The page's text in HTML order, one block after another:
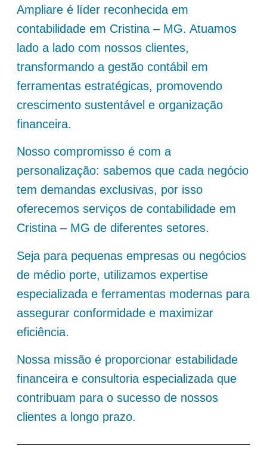
Ampliare é líder reconhecida em
contabilidade em Cristina – MG. Atuamos
lado a lado com nossos clientes,
transformando a gestão contábil em
ferramentas estratégicas, promovendo
crescimento sustentável e organização
financeira.
Nosso compromisso é com a
personalização: sabemos que cada negócio
tem demandas exclusivas, por isso
oferecemos serviços de contabilidade em
Cristina – MG de diferentes setores.
Seja para pequenas empresas ou negócios
de médio porte, utilizamos expertise
especializada e ferramentas modernas para
assegurar conformidade e maximizar
eficiência.
Nossa missão é proporcionar estabilidade
financeira e consultoria especializada que
contribuam para o sucesso de nossos
clientes a longo prazo.